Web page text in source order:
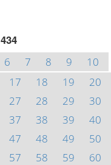
434
6 7 8 9
10
17 18 19
20
27 28 29
30
37 38 39
40
47 48 49
50
57 58 59
60